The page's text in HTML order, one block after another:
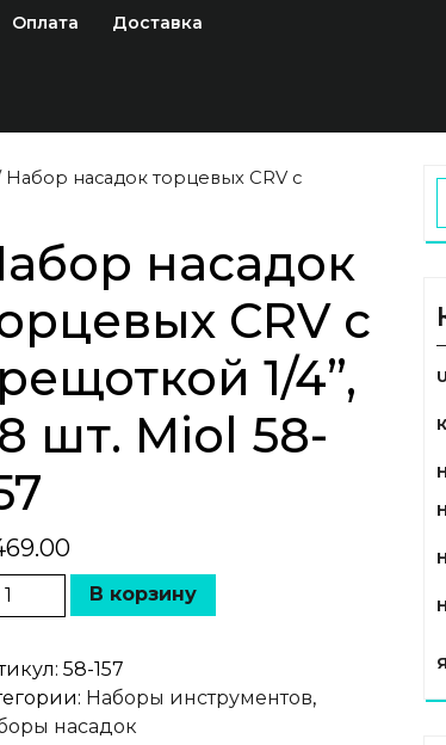
Оплата Доставка
Набор насадок торцевых CRV с
насадок
CRV с
1/4”,
шт. Miol 58-
В корзину
58-157
Наборы инструментов,
насадок